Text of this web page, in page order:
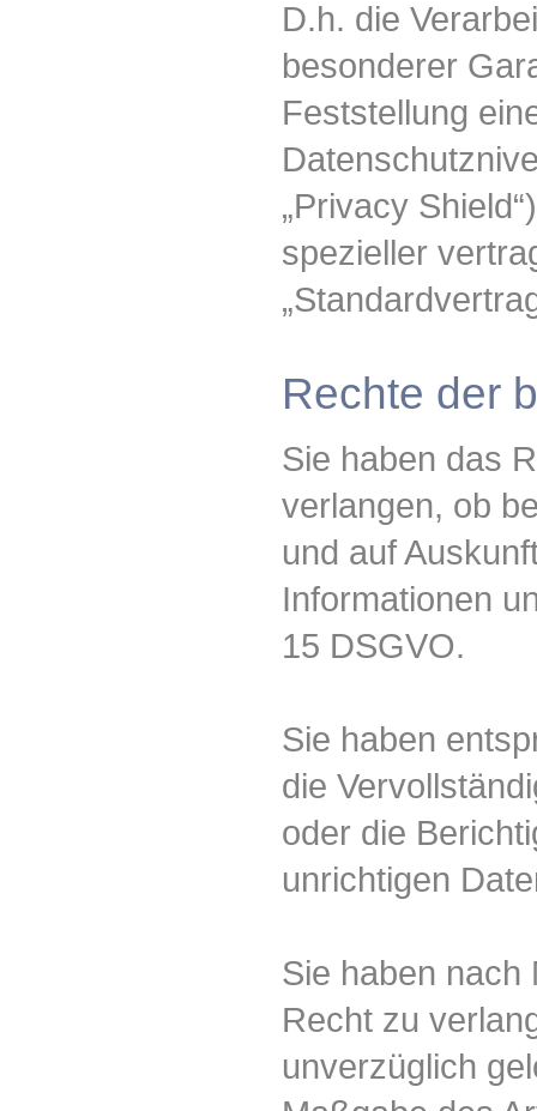
D.h. die
besonderer
Feststellung
„Privacy
spezieller
Rechte der
Sie haben das
verlangen, ob
und auf
Informationen
15 DSGVO.
Sie haben
die
oder die
unrichtigen
Sie haben nach
Recht zu
unverzüglich